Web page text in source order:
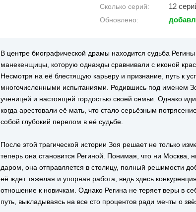
Сколько серий: 12
Обновлено:
В центре биографической драмы находится судьба
манекенщицы, которую однажды сравнивали с иконой
Несмотря на её блестящую карьеру и признание, путь к
многочисленными испытаниями. Родившись под именем
ученицей и настоящей гордостью своей семьи. Однако
когда арестовали её мать, что стало серьёзным
собой глубокий перелом в её судьбе.
После этой трагической истории Зоя решает не только
теперь она становится Региной. Понимая, что ни Москва,
даром, она отправляется в столицу, полный решимости
её ждет тяжелая и упорная работа, ведь здесь
отношение к новичкам. Однако Регина не теряет веры в
путь, выкладываясь на все сто процентов ради мечты о